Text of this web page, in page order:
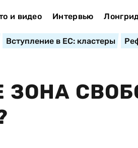
и видео Интервью
Вступление в ЕС: кластеры
ЗОНА